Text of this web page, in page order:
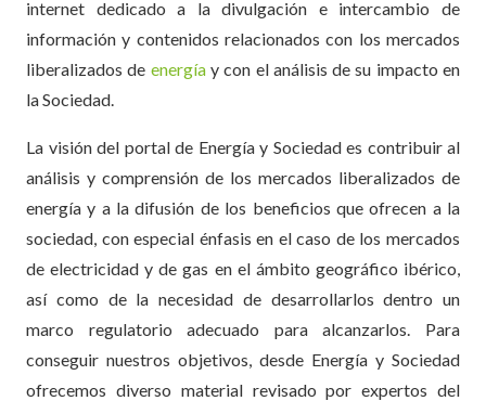
internet dedicado a la divulgación e intercambio de
información y contenidos relacionados con los mercados
liberalizados de energíay con el análisis de su impacto en
la Sociedad.
La visión del portal de Energía y Sociedad es contribuir al
análisis y comprensión de los mercados liberalizados de
energía y a la difusión de los beneficios que ofrecen a la
sociedad, con especial énfasis en el caso de los mercados
de electricidad y de gas en el ámbito geográfico ibérico,
así como de la necesidad de desarrollarlos dentro un
marco regulatorio adecuado para alcanzarlos. Para
conseguir nuestros objetivos, desde Energía y Sociedad
ofrecemos diverso material revisado por expertos del